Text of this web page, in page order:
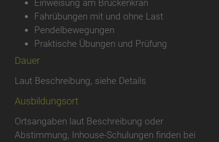
Einweisung am Brückenkran
Fahrübungen mit und ohne Last
Pendelbewegungen
Praktische Übungen und Prüfung
Dauer
Laut Beschreibung, siehe Details
Ausbildungsort
Ortsangaben laut Beschreibung oder
Abstimmung, Inhouse-Schulungen finden bei